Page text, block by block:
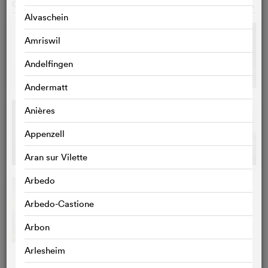
Alvaschein
Amriswil
Andelfingen
Andermatt
Anières
Appenzell
Aran sur Vilette
Arbedo
Arbedo-Castione
Arbon
Arlesheim
GALERIE o